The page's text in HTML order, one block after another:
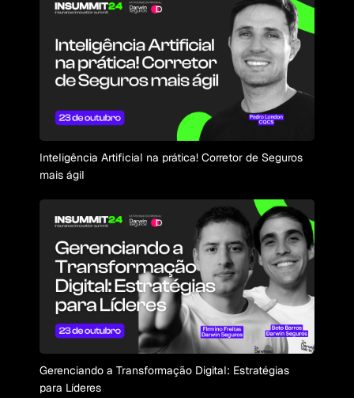
Inteligência Artificial na prática! Corretor de Seguros
mais ágil
Gerenciando a Transformação Digital: Estratégias
para Líderes